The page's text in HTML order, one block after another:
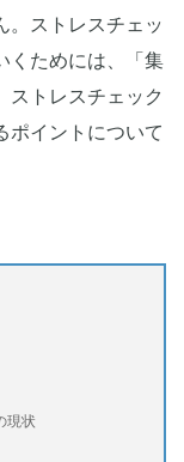
。ストレスチェッ
くためには、「集
ストレスチェック
ポイントについて
現状